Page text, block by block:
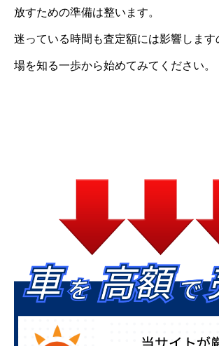
放すための準備は整います。
迷っている時間も査定額には影響します
場を知る一歩から始めてみてください。